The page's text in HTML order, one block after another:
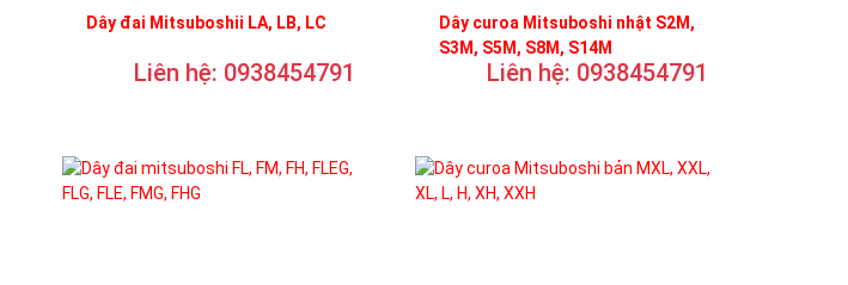
Dây đai Mitsuboshii LA, LB, LC
Liên hệ: 0938454791
Dây curoa Mitsuboshi nhật S2M,
S3M, S5M, S8M, S14M
Liên hệ: 0938454791